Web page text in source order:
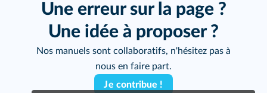
Une erreur sur la page ?
Une idée à proposer ?
Nos manuels sont collaboratifs, n'hésitez pas à
nous en faire part.
Je contribue !